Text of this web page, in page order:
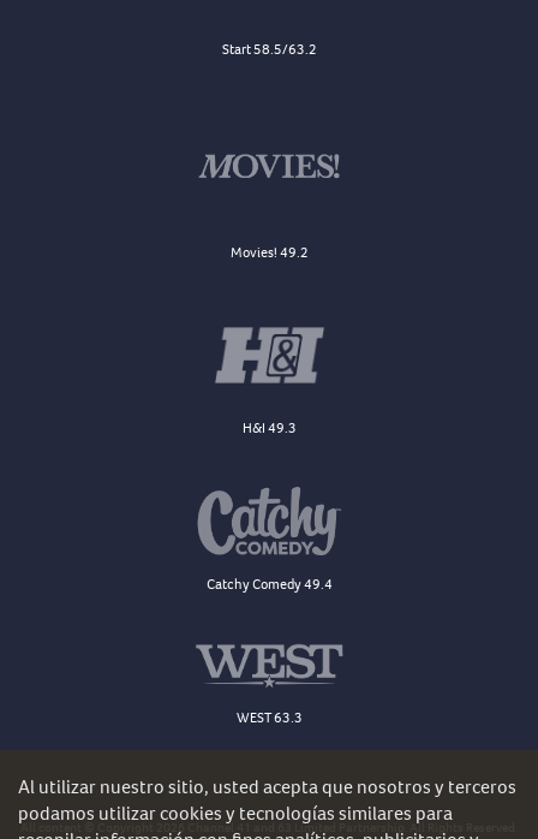
Start 58.5/63.2
Movies! 49.2
H&I 49.3
Catchy Comedy 49.4
WEST 63.3
All content © Copyright 2026 Channel 41 and 63 Limited Partnership. All Rights Reserved.
Al utilizar nuestro sitio, usted acepta que nosotros y terceros
podamos utilizar cookies y tecnologías similares para